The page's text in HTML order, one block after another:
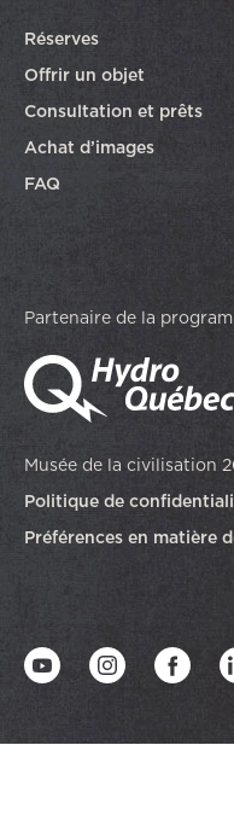
Réserves
Offrir un objet
Consultation et prêts
Achat d’images
FAQ
Partenaire de la
Musée de la civilisation
Politique de
Préférences en matière